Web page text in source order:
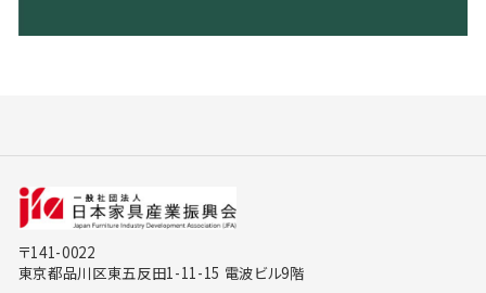
〒141-0022
東京都品川区東五反田1-11-15 電波ビル9階